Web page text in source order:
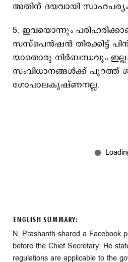
അതിന്‌ ദയവായി
5. ഇവയൊന്നും
സസ്പെൻഷൻ തിരക്കിട്ട്
യാതൊരു നിർബന്ധവും
സംവിധാനങ്ങൾക്ക്‌ പുറത്ത്‌
ഗോപാലകൃഷ്ണനല്ല.
ENGLISH SUMMARY:
N. Prashanth shared a Facebook
before the Chief Secretary. He
regulations are applicable to the